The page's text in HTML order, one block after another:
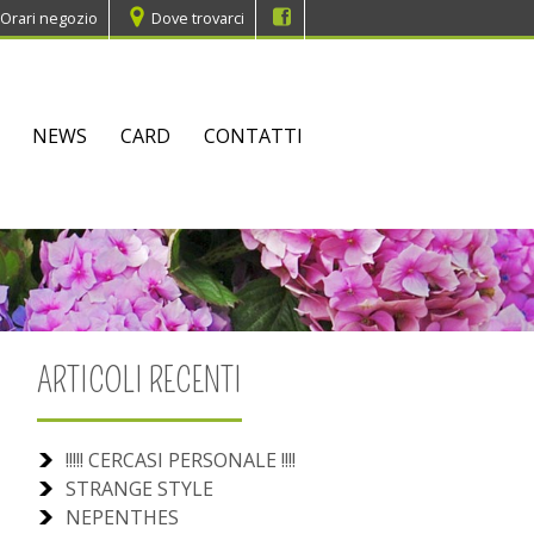
Orari negozio Dove trovarci
NEWS CARD CONTATTI
ARTICOLI RECENTI
!!!!! CERCASI PERSONALE !!!!
STRANGE STYLE
NEPENTHES